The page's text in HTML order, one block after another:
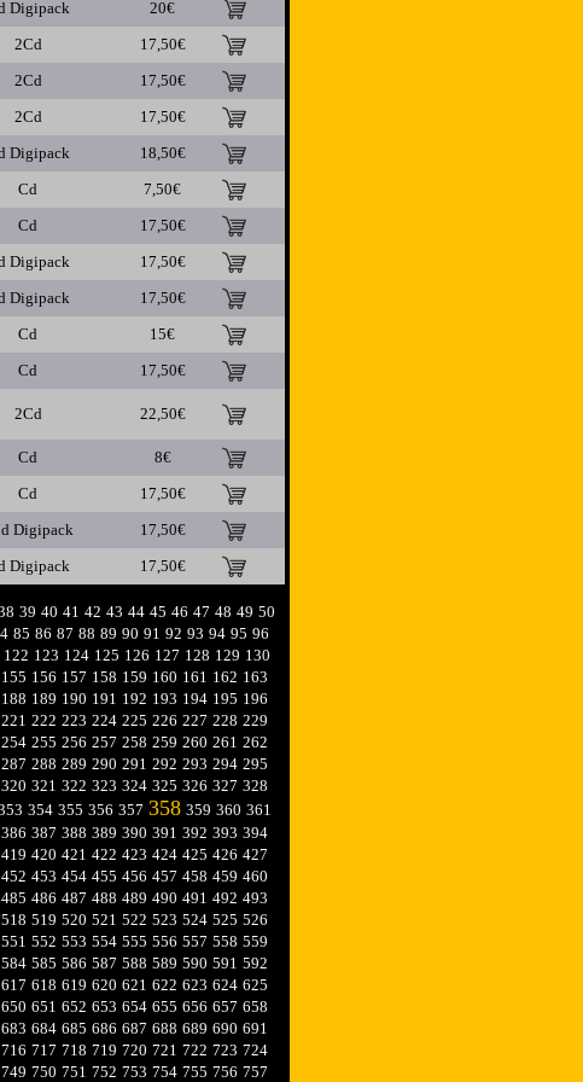
Digipack
20€
2Cd
17,50€
2Cd
17,50€
2Cd
17,50€
Digipack
18,50€
Cd
7,50€
Cd
17,50€
Digipack
17,50€
Digipack
17,50€
Cd
15€
Cd 17,50€
2Cd 22,50€
Cd
8€
Cd
17,50€
Digipack
17,50€
Digipack 17,50€
39 40 41 42 43 44 45 46 47 48 49 50
85 86 87 88 89 90 91 92 93 94 95 96
122 123 124 125 126 127 128 129 130
155 156 157 158 159 160 161 162 163
188 189 190 191 192 193 194 195 196
221 222 223 224 225 226 227 228 229
254 255 256 257 258 259 260 261 262
287 288 289 290 291 292 293 294 295
320 321 322 323 324 325 326 327 328
354 355 356 357 358 359 360 361
386 387 388 389 390 391 392 393 394
419 420 421 422 423 424 425 426 427
452 453 454 455 456 457 458 459 460
485 486 487 488 489 490 491 492 493
518 519 520 521 522 523 524 525 526
551 552 553 554 555 556 557 558 559
584 585 586 587 588 589 590 591 592
617 618 619 620 621 622 623 624 625
650 651 652 653 654 655 656 657 658
683 684 685 686 687 688 689 690 691
716 717 718 719 720 721 722 723 724
749 750 751 752 753 754 755 756 757